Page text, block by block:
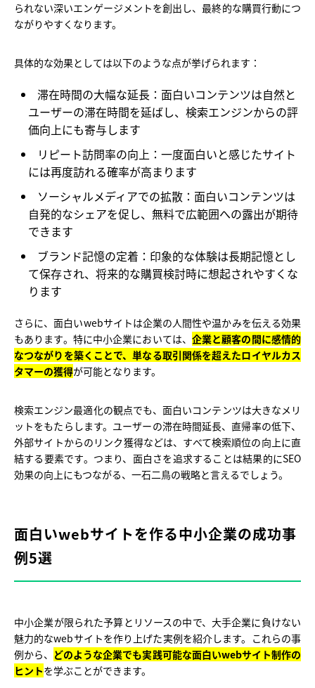
られない深いエンゲージメントを創出し、最終的な購買行動につ
ながりやすくなります。
具体的な効果としては以下のような点が挙げられます：
滞在時間の大幅な延長 ：面白いコンテンツは自然と
ユーザーの滞在時間を延ばし、検索エンジンからの評
価向上にも寄与します
リピート訪問率の向上 ：一度面白いと感じたサイト
には再度訪れる確率が高まります
ソーシャルメディアでの拡散 ：面白いコンテンツは
自発的なシェアを促し、無料で広範囲への露出が期待
できます
ブランド記憶の定着 ：印象的な体験は長期記憶とし
て保存され、将来的な購買検討時に想起されやすくな
ります
さらに、面白いwebサイトは企業の人間性や温かみを伝える効果
もあります。特に中小企業においては、 企業と顧客の間に感情的
なつながりを築くことで、単なる取引関係を超えたロイヤルカス
タマーの獲得が可能となります。
検索エンジン最適化の観点でも、面白いコンテンツは大きなメリ
ットをもたらします。ユーザーの滞在時間延長、直帰率の低下、
外部サイトからのリンク獲得などは、すべて検索順位の向上に直
結する要素です。つまり、面白さを追求することは結果的にSEO
効果の向上にもつながる、一石二鳥の戦略と言えるでしょう。
面白いwebサイトを作る中小企業の成功事
例5選
中小企業が限られた予算とリソースの中で、大手企業に負けない
魅力的なwebサイトを作り上げた実例を紹介します。これらの事
例から、 どのような企業でも実践可能な面白いwebサイト制作の
ヒントを学ぶことができます。